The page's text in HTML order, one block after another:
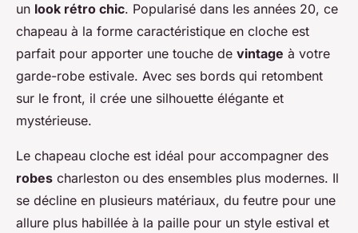
un look rétro chic. Popularisé dans les années 20, ce
chapeau à la forme caractéristique en cloche est
parfait pour apporter une touche de vintage à votre
garde-robe estivale. Avec ses bords qui retombent
sur le front, il crée une silhouette élégante et
mystérieuse.
Le chapeau cloche est idéal pour accompagner des
robes charleston ou des ensembles plus modernes. Il
se décline en plusieurs matériaux, du feutre pour une
allure plus habillée à la paille pour un style estival et